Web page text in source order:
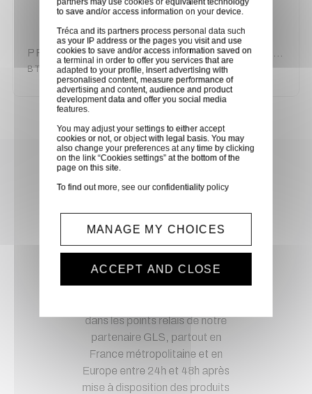
BT-THEATRE-60FCL
Achetez en toute confiance
Notre équipe est à votre service depuis 20 ans.
Livraison via GLS
Retirer vos produits
directement en magasin ou
dans les points relais de notre
partenaire GLS, partout en
France métropolitaine et en
Europe entre 24h et 48h après
mise à disposition des produits
to save and/or access information on your device.
Tréca and its partners process personal data such
as your IP address or the pages you visit and use
cookies to save and/or access information saved on
a terminal in order to offer you services that are
adapted to your profile, insert advertising with
personalised content, measure performance of
advertising and content, audience and product
development data and offer you social media
features.
You may adjust your settings to either accept
cookies or not, or object with legal basis. You may
also change your preferences at any time by clicking
on the link “Cookies settings” at the bottom of the
page on this site.
To find out more, see ourconfidentiality policy
MANAGE MY CHOICES
ACCEPT AND CLOSE